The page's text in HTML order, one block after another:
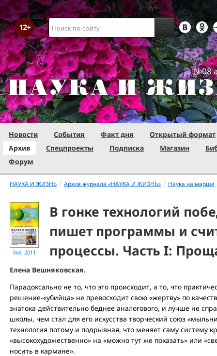
№08
Новости События Факт дня
Открытый формат
Архив
Спецпроекты Подписка Магазин
Форум
НАУКА И ЖИЗНЬ / Архив журнала «НАУКА И ЖИЗНЬ» / Наука на марше
№6, 2011
В гонке технологий
пишет программы и
процессы. Часть I:
Елена Вешняковская.
Парадоксально не то, что это происходит, а то, что
решение-«убийца» не превосходит свою «жертву» по
знатока действительно беднее аналогового, и лучше не
школы, чем стал для его искусства творческий союз
технология потому и подрывная, что меняет саму систему
«высокохудожественно» на «можно тут же показать» или
носить в кармане».